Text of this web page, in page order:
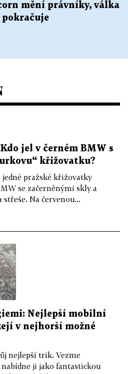
mění právníky, válka
pokračuje
jel v černém BMW s
křižovatku?
jedné pražské křižovatky
se začerněnými skly a
Na červenou...
Nejlepší mobilní
v nejhorší možné
nejlepší trik. Vezme
ji jako fantastickou